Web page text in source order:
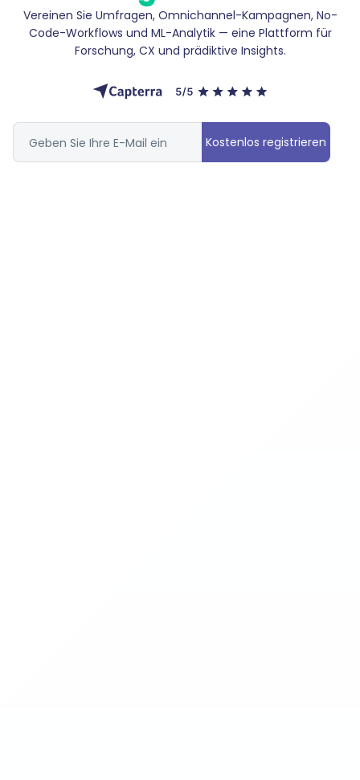
Vereinen Sie Umfragen, Omnichannel-Kampagnen, No-
Code-Workflows und ML-Analytik — eine Plattform für
Forschung, CX und prädiktive Insights.
Kostenlos registrieren